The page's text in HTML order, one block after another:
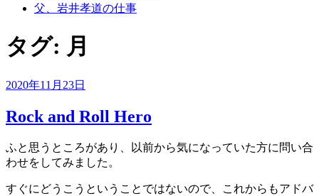
父、岩井孝道の仕事
タグ: 月
投
日:
2020年11月23日
Rock and Roll Hero
ふと思うところがあり、以前から気になっていた方に問い合
わせをしてみました。
すぐにどうこうということではないので、これからもアドバ